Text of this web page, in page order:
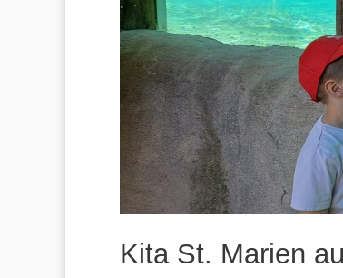
Kita St. Marien